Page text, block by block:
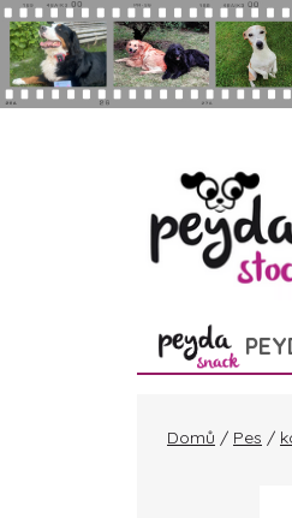
Skip to main content
Domů / Pes /